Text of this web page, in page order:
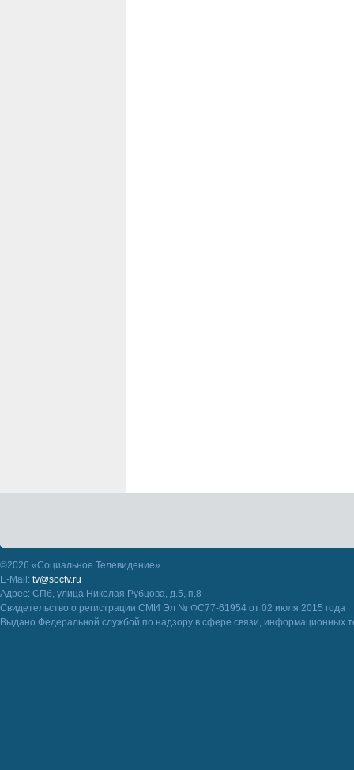
©2026 «Социальное Телевидение».
E-Mail: tv@soctv.ru
Адрес: СПб, улица Николая Рубцова, д.5, п.8
Свидетельство о регистрации СМИ Эл № ФС77-61954 от 02 июля 2015 года
Выдано Федеральной службой по надзору в сфере связи, информационных